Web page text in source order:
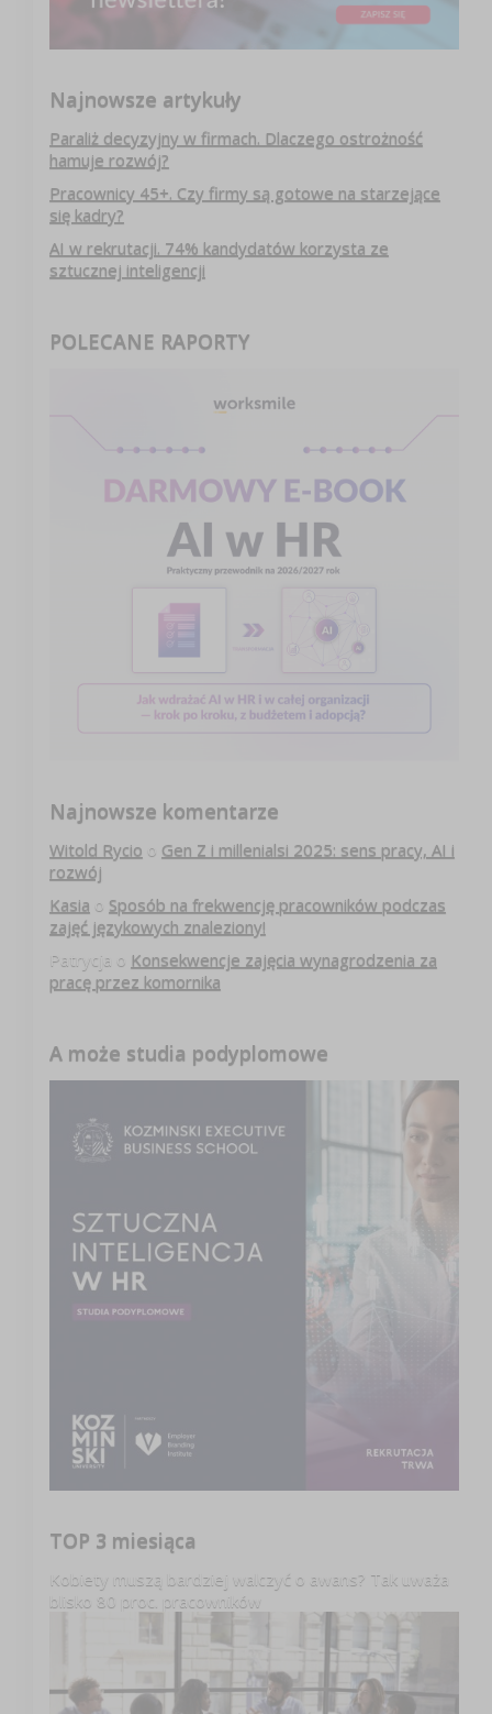
Najnowsze artykuły
Paraliż decyzyjny w firmach. Dlaczego ostrożność
hamuje rozwój?
Pracownicy 45+. Czy firmy są gotowe na starzejące
się kadry?
AI w rekrutacji. 74% kandydatów korzysta ze
sztucznej inteligencji
POLECANE RAPORTY
Najnowsze komentarze
Witold Rycio o Gen Z i millenialsi 2025: sens pracy, AI i
rozwój
Kasia o Sposób na frekwencję pracowników podczas
zajęć językowych znaleziony!
Patrycja o Konsekwencje zajęcia wynagrodzenia za
pracę przez komornika
A może studia podyplomowe
TOP 3 miesiąca
Kobiety muszą bardziej walczyć o awans? Tak uważa
blisko 80 proc. pracowników